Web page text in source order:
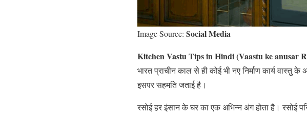
Image Source: Social Media
Kitchen Vastu Tips in Hindi (Vaastu ke anusar
भारत प्राचीन काल से ही कोई भी नए निर्माण कार्य वास्तु
इसपर सहमति जताई है।
रसोई हर इंसान के घर का एक अभिन्न अंग होता है। रसोई